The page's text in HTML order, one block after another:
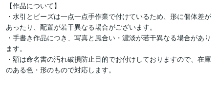
【作品について】
・水引とビーズは一点一点手作業で付けているため、形に個体差が
あったり、配置が若干異なる場合がございます。
・手書き作品につき、写真と風合い・濃淡が若干異なる場合があり
ます。
・額は命名書の汚れ破損防止目的でお付けしておりますので、在庫
のある色・形のもので対応します。